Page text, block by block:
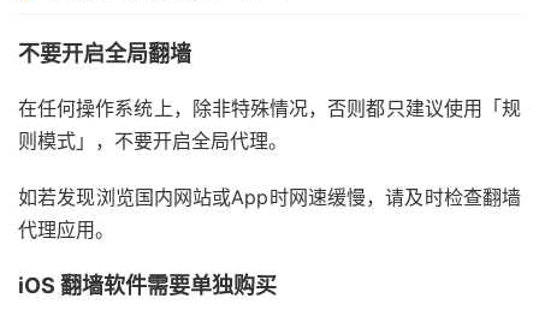
不要开启全局翻墙
在任何操作系统上，除非特殊情况，否则都只建议使用「规
则模式」，不要开启全局代理。
如若发现浏览国内网站或App时网速缓慢，请及时检查翻墙
代理应用。
iOS 翻墙软件需要单独购买